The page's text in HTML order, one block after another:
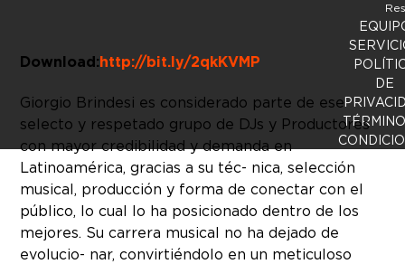
Download:http://bit.ly/2qkKVMP
Giorgio Brindesi es considerado parte de ese
selecto y respetado grupo de DJs y Productores
con mayor credibilidad y demanda en
Latinoamérica, gracias a su téc- nica, selección
musical, producción y forma de conectar con el
público, lo cual lo ha posicionado dentro de los
mejores. Su carrera musical no ha dejado de
evolucio- nar, convirtiéndolo en un meticuloso
DE